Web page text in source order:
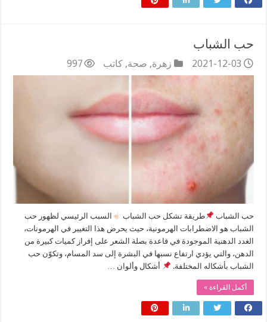
حب الشباب
2021-12-03 زهرة, صحة, كاتب 997
حب الشباب طريقة تشكل حب الشباب
السبب الرئيسي لظهور حب
الشباب هو الاضطرابات الهرمونية، حيث يحرض هذا التغيير في الهرمونات،
الغدد الدهنية الموجودة في قاعدة بصلة الشعر على إفراز كميات كبيرة من
الدهن، والتي يؤدي ارتفاع نسبها في البشرة إلى سد المسام، وتكوّن حب
الشباب بأشكاله المختلفة.
أشكال وألوان …
أكمل القراءة »